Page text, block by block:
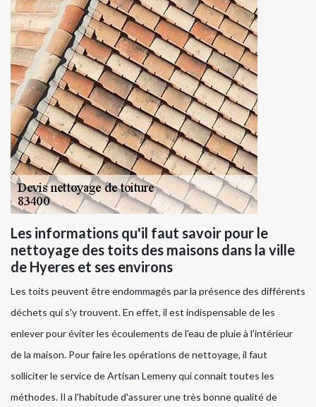
Les informations qu'il faut savoir pour le
nettoyage des toits des maisons dans la ville
de Hyeres et ses environs
Les toits peuvent être endommagés par la présence des différents
déchets qui s'y trouvent. En effet, il est indispensable de les
enlever pour éviter les écoulements de l'eau de pluie à l'intérieur
de la maison. Pour faire les opérations de nettoyage, il faut
solliciter le service de Artisan Lemeny qui connait toutes les
méthodes. Il a l'habitude d'assurer une très bonne qualité de